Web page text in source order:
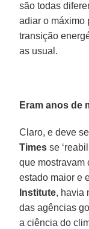
são todas
adiar o máximo
transição
as usual.
Eram anos de
Claro, e deve
Times se
que mostravam
estado maior e
Institute, havia
das agências
a ciência do